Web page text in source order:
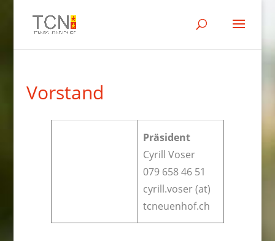
Vorstand
Präsident
Cyrill Voser
079 658 46 51
cyrill.voser (at)
tcneuenhof.ch